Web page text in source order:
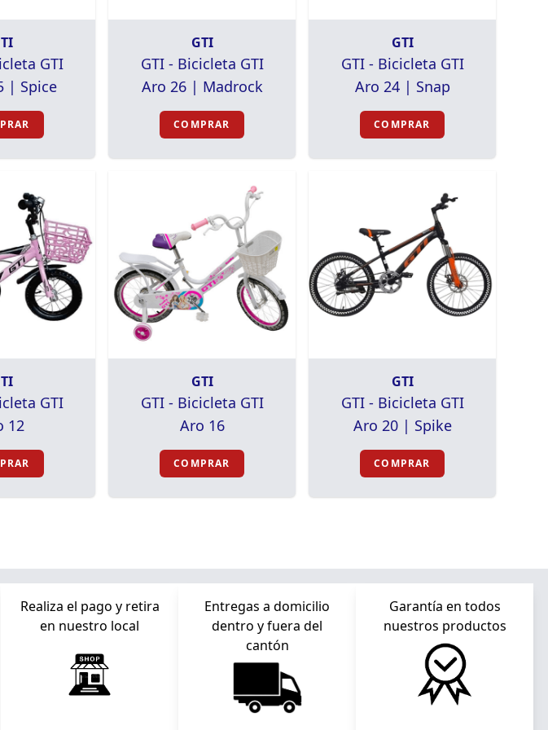
GTI
| Spice
GTI
GTI - Bicicleta GTI
Aro 26 | Madrock
COMPRAR
GTI
GTI - Bicicleta GTI
Aro 24 | Snap
COMPRAR
GTI
12
GTI
GTI - Bicicleta GTI
Aro 16
COMPRAR
GTI
GTI - Bicicleta GTI
Aro 20 | Spike
COMPRAR
Realiza el pago y retira
en nuestro local
Entregas a domicilio
dentro y fuera del
cantón
Garantía en todos
nuestros productos